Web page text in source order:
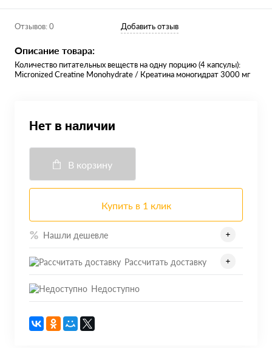
Отзывов: 0 Добавить отзыв
Описание товара:
Количество питательных веществ на одну порцию (4 капсулы):
Micronized Creatine Monohydrate / Креатина моногидрат 3000 мг
Нет в наличии
В корзину
Купить в 1 клик
Нашли дешевле
Рассчитать доставку
Недоступно